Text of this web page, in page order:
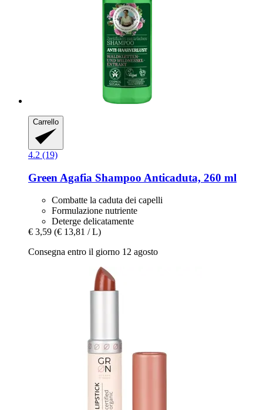
Carrello
4.2 (19)
Green Agafia Shampoo Anticaduta, 260 ml
Combatte la caduta dei capelli
Formulazione nutriente
Deterge delicatamente
€ 3,59 (€ 13,81 / L)
Consegna entro il giorno 12 agosto